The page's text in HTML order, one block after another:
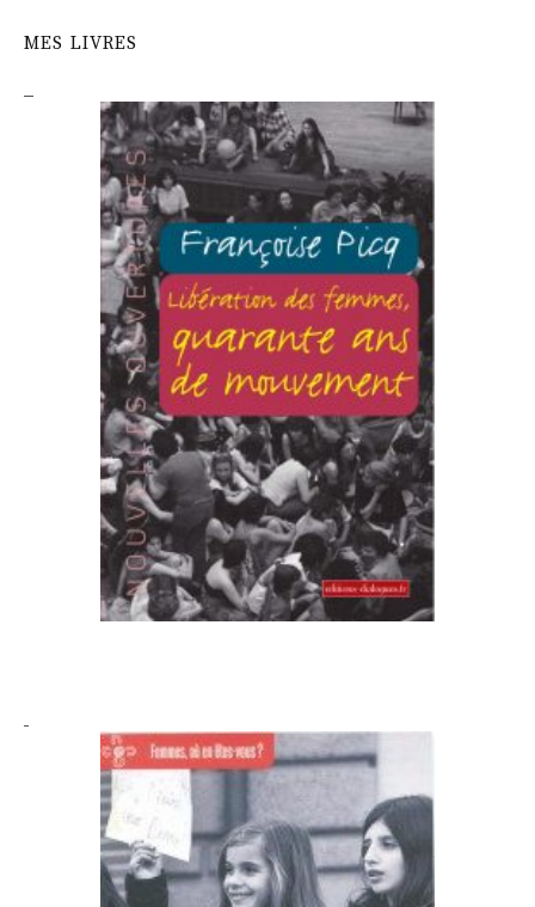
MES LIVRES